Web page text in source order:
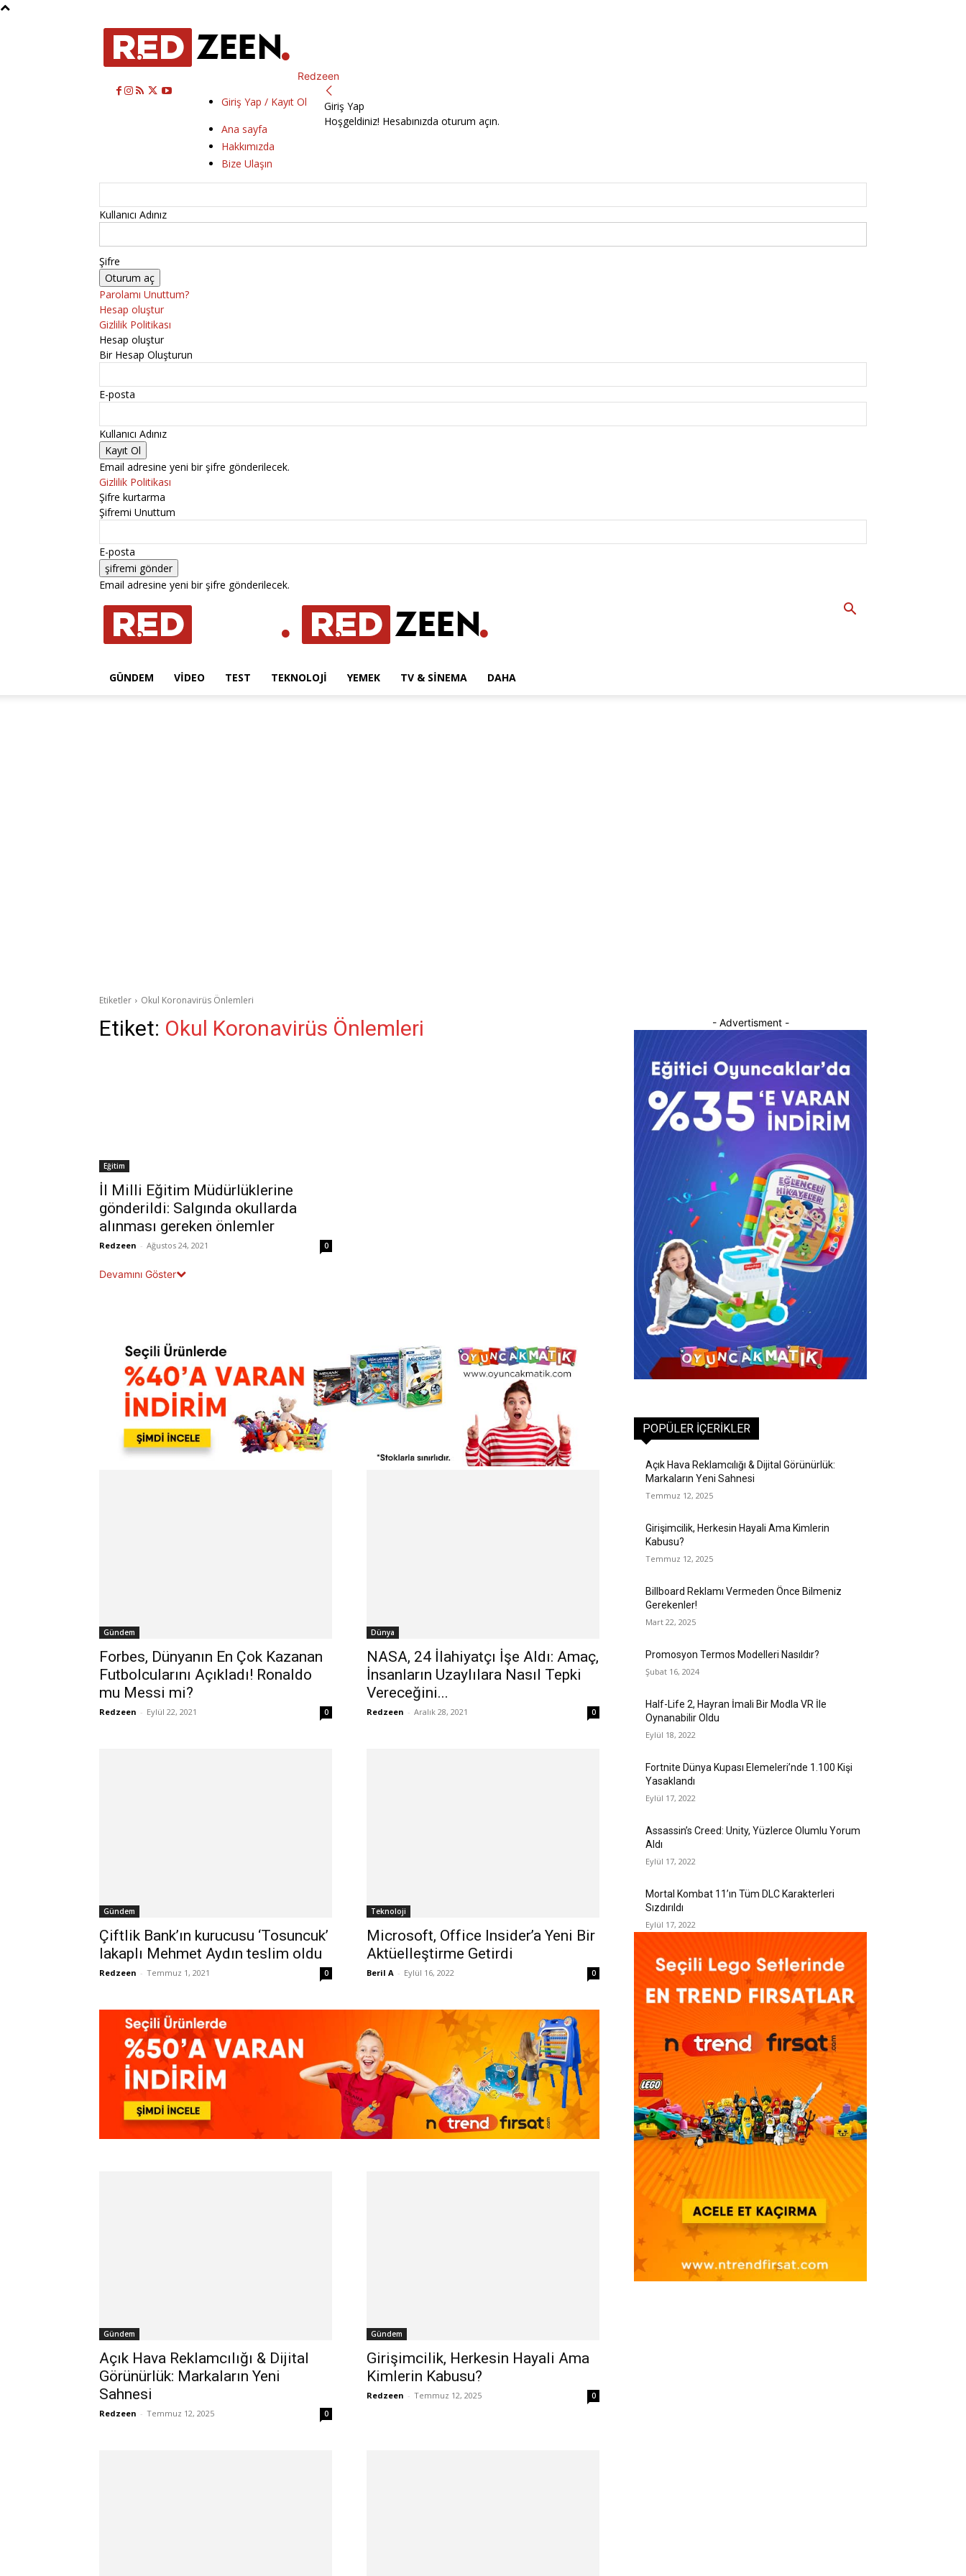
Redzeen
Giriş Yap / Kayıt Ol
Ana sayfa
Hakkımızda
Bize Ulaşın
Giriş Yap
Hoşgeldiniz! Hesabınızda oturum açın.
Kullanıcı Adınız
Şifre
Parolamı Unuttum?
Hesap oluştur
Gizlilik Politikası
Hesap oluştur
Bir Hesap Oluşturun
E-posta
Kullanıcı Adınız
Email adresine yeni bir şifre gönderilecek.
Gizlilik Politikası
Şifre kurtarma
Şifremi Unuttum
E-posta
Email adresine yeni bir şifre gönderilecek.
GÜNDEM VIDEO TEST TEKNOLOJI YEMEK TV & SINEMA DAHA
Etiketler Okul Koronavirüs Önlemleri
Etiket: Okul Koronavirüs Önlemleri
Eğitim
İl Milli Eğitim Müdürlüklerine
gönderildi: Salgında okullarda
alınması gereken önlemler
Redzeen - Ağustos 24, 2021 0
Devamını Göster
Gündem
Forbes, Dünyanın En Çok Kazanan
Futbolcularını Açıkladı! Ronaldo
mu Messi mi?
Redzeen - Eylül 22, 2021 0
Dünya
NASA, 24 İlahiyatçı İşe Aldı: Amaç,
İnsanların Uzaylılara Nasıl Tepki
Vereceğini...
Redzeen - Aralık 28, 2021 0
Gündem
Çiftlik Bank’ın kurucusu ‘Tosuncuk’
lakaplı Mehmet Aydın teslim oldu
Redzeen - Temmuz 1, 2021 0
Teknoloji
Microsoft, Office Insider’a Yeni Bir
Aktüelleştirme Getirdi
Beril A - Eylül 16, 2022 0
Gündem
Açık Hava Reklamcılığı & Dijital
Görünürlük: Markaların Yeni
Sahnesi
Redzeen - Temmuz 12, 2025 0
Gündem
Girişimcilik, Herkesin Hayali Ama
Kimlerin Kabusu?
Redzeen - Temmuz 12, 2025 0
- Advertisment -
POPÜLER İÇERIKLER
Açık Hava Reklamcılığı & Dijital Görünürlük:
Markaların Yeni Sahnesi
Temmuz 12, 2025
Girişimcilik, Herkesin Hayali Ama Kimlerin
Kabusu?
Temmuz 12, 2025
Billboard Reklamı Vermeden Önce Bilmeniz
Gerekenler!
Mart 22, 2025
Promosyon Termos Modelleri Nasıldır?
Şubat 16, 2024
Half-Life 2, Hayran İmali Bir Modla VR İle
Oynanabilir Oldu
Eylül 18, 2022
Fortnite Dünya Kupası Elemeleri’nde 1.100 Kişi
Yasaklandı
Eylül 17, 2022
Assassin’s Creed: Unity, Yüzlerce Olumlu Yorum
Aldı
Eylül 17, 2022
Mortal Kombat 11’ın Tüm DLC Karakterleri
Sızdırıldı
Eylül 17, 2022